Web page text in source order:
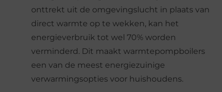
onttrekt uit de omgevingslucht in plaats van
direct warmte op te wekken, kan het
energieverbruik tot wel 70% worden
verminderd. Dit maakt warmtepompboilers
een van de meest energiezuinige
verwarmingsopties voor huishoudens.